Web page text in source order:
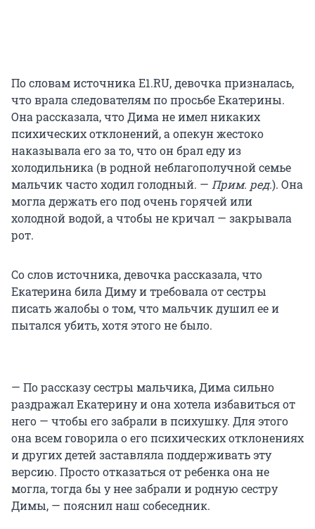
По словам источника E1.RU, девочка призналась,
что врала следователям по просьбе Екатерины.
Она рассказала, что Дима не имел никаких
психических отклонений, а опекун жестоко
наказывала его за то, что он брал еду из
холодильника (в родной неблагополучной семье
мальчик часто ходил голодный. — Прим. ред.). Она
могла держать его под очень горячей или
холодной водой, а чтобы не кричал — закрывала
рот.
Со слов источника, девочка рассказала, что
Екатерина била Диму и требовала от сестры
писать жалобы о том, что мальчик душил ее и
пытался убить, хотя этого не было.
— По рассказу сестры мальчика, Дима сильно
раздражал Екатерину и она хотела избавиться от
него — чтобы его забрали в психушку. Для этого
она всем говорила о его психических отклонениях
и других детей заставляла поддерживать эту
версию. Просто отказаться от ребенка она не
могла, тогда бы у нее забрали и родную сестру
Димы, — пояснил наш собеседник.